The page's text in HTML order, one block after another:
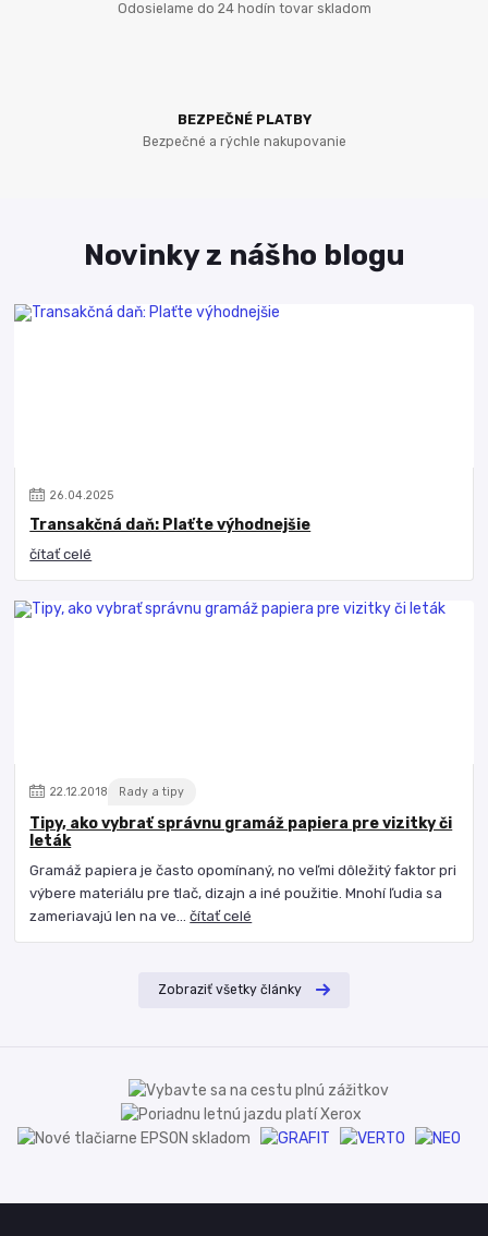
Odosielame do 24 hodín tovar skladom
BEZPEČNÉ PLATBY
Bezpečné a rýchle nakupovanie
Novinky z nášho blogu
26.04.2025
Transakčná daň: Plaťte výhodnejšie
čítať celé
22.12.2018 Rady a tipy
Tipy, ako vybrať správnu gramáž papiera pre vizitky či
leták
Gramáž papiera je často opomínaný, no veľmi dôležitý faktor pri
výbere materiálu pre tlač, dizajn a iné použitie. Mnohí ľudia sa
zameriavajú len na ve...čítať celé
Zobraziť všetky články